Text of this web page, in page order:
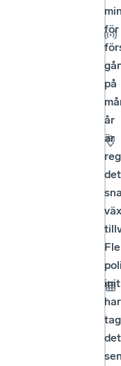
för
på
år
är
det
har
det